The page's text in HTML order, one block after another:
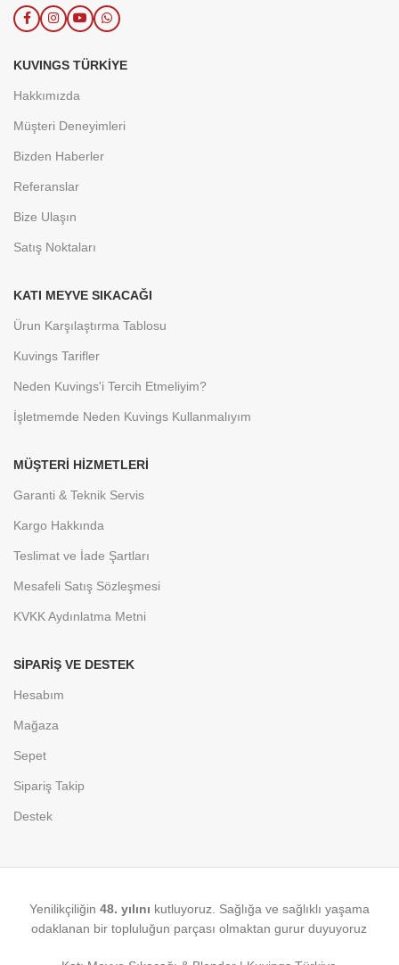
KUVINGS TÜRKIYE
Hakkımızda
Müşteri Deneyimleri
Bizden Haberler
Referanslar
Bize Ulaşın
Satış Noktaları
KATI MEYVE SIKACAĞI
Ürun Karşılaştırma Tablosu
Kuvings Tarifler
Neden Kuvings'i Tercih Etmeliyim?
İşletmemde Neden Kuvings Kullanmalıyım
MÜŞTERI HIZMETLERI
Garanti & Teknik Servis
Kargo Hakkında
Teslimat ve İade Şartları
Mesafeli Satış Sözleşmesi
KVKK Aydınlatma Metni
SIPARIŞ VE DESTEK
Hesabım
Mağaza
Sepet
Sipariş Takip
Destek
Yenilikçiliğin 48. yılını kutluyoruz. Sağlığa ve sağlıklı yaşama
odaklanan bir topluluğun parçası olmaktan gurur duyuyoruz